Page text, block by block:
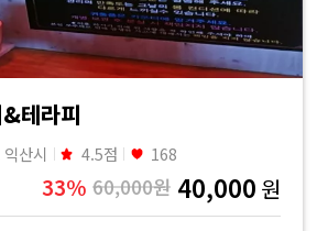
테라피
산시 4.5점 168
33% 60,000원 40,000 원